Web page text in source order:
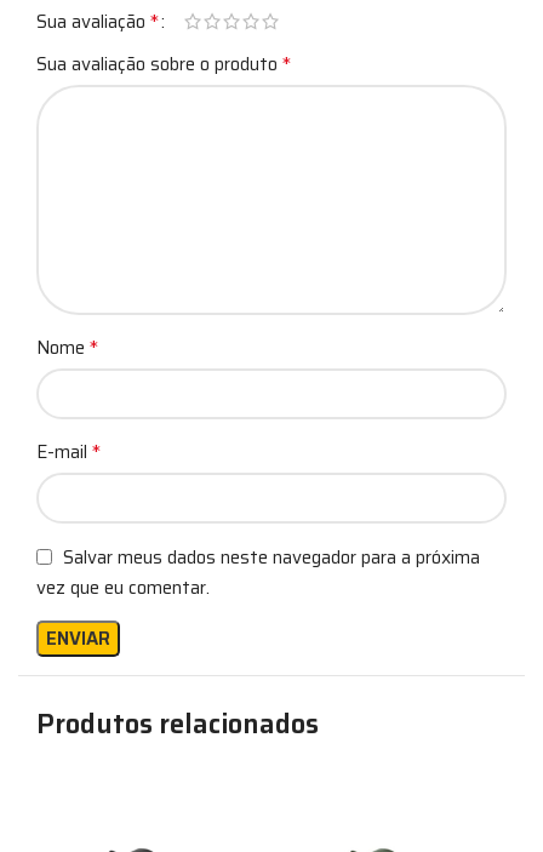
Sua avaliação *
Sua avaliação sobre o produto *
Nome *
E-mail *
Salvar meus dados neste navegador para a próxima
vez que eu comentar.
Produtos relacionados